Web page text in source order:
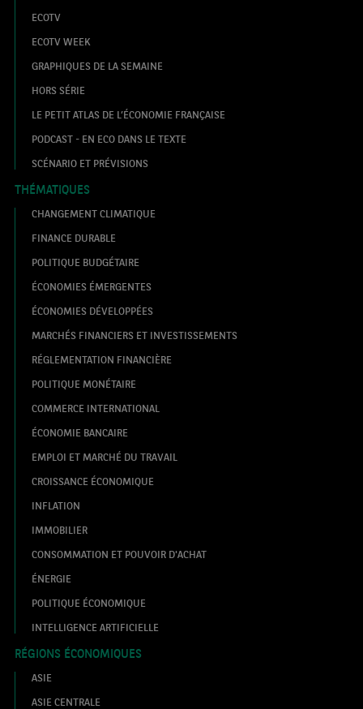
ECOTV
ECOTV WEEK
GRAPHIQUES DE LA SEMAINE
HORS SÉRIE
LE PETIT ATLAS DE L’ÉCONOMIE FRANÇAISE
PODCAST - EN ECO DANS LE TEXTE
SCÉNARIO ET PRÉVISIONS
THÉMATIQUES
CHANGEMENT CLIMATIQUE
FINANCE DURABLE
POLITIQUE BUDGÉTAIRE
ÉCONOMIES ÉMERGENTES
ÉCONOMIES DÉVELOPPÉES
MARCHÉS FINANCIERS ET INVESTISSEMENTS
RÉGLEMENTATION FINANCIÈRE
POLITIQUE MONÉTAIRE
COMMERCE INTERNATIONAL
ÉCONOMIE BANCAIRE
EMPLOI ET MARCHÉ DU TRAVAIL
CROISSANCE ÉCONOMIQUE
INFLATION
IMMOBILIER
CONSOMMATION ET POUVOIR D'ACHAT
ÉNERGIE
POLITIQUE ÉCONOMIQUE
INTELLIGENCE ARTIFICIELLE
RÉGIONS ÉCONOMIQUES
ASIE
ASIE CENTRALE